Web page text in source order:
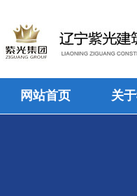
网站首页 关